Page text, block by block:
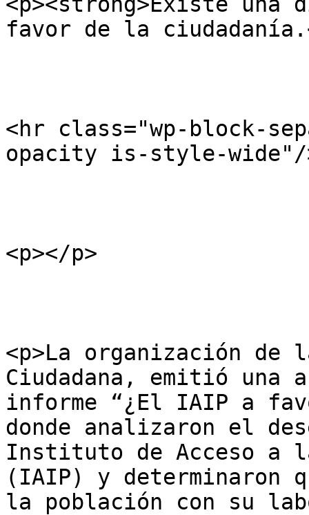
favor de la
<hr class="wp-block-
opacity is-style-wide"/
<p></p>
<p>La organización
Ciudadana, emitió una
informe “¿El IAIP a
donde analizaron el
Instituto de Acceso a
(IAIP) y determinaron
la población con su